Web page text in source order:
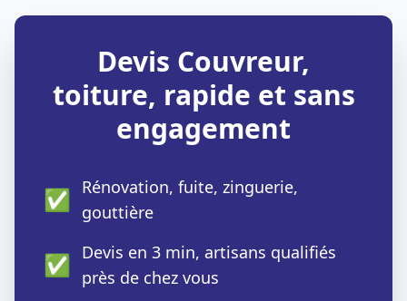
Devis Couvreur,
toiture, rapide et sans
engagement
✅ Rénovation, fuite, zinguerie,
gouttière
✅ Devis en 3 min, artisans qualifiés
près de chez vous